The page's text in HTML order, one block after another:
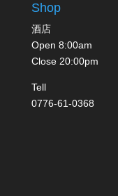
Shop
酒店
Open 8:00am
Close 20:00pm
Tell
0776-61-0368